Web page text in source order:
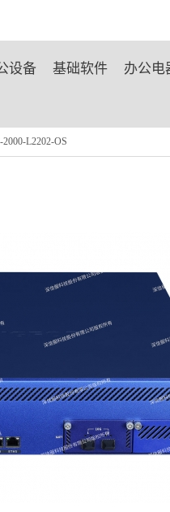
设备 基础软件 办公电
L2202-OS